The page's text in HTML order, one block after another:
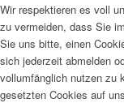
Wir respektieren es voll
zu vermeiden, dass Sie
Sie uns bitte, einen
sich jederzeit abmelden
vollumfänglich nutzen zu
gesetzten Cookies auf